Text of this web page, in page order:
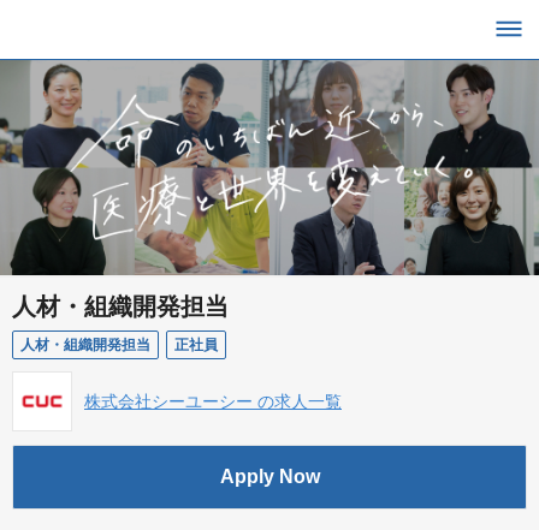
人材・組織開発担当
人材・組織開発担当 正社員
株式会社シーユーシー の求人一覧
Apply Now